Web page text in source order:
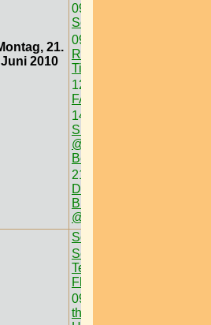
21.
Juni 2010
09:00
Sommer
09:00
Rallye im Zillertal-
Tirol
12:00
FANS
14:00
Summer Opening
@ Vienna City
Beach Club
21:00
DER NACHT - 1st
Burlesque Club!
@ Moulin Rouge
Sonnwendfeier
Schatzi ist großen
Teil Opfer der
Flammen.
09:00
the-City 2010 @